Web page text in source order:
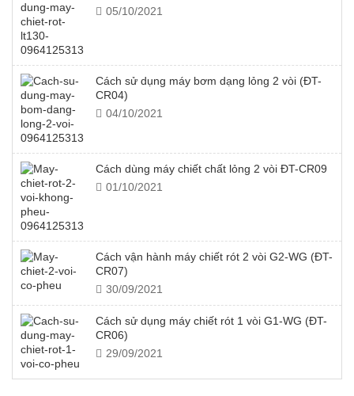
05/10/2021
Cách sử dụng máy bơm dạng lỏng 2 vòi (ĐT-
CR04)
04/10/2021
Cách dùng máy chiết chất lỏng 2 vòi ĐT-CR09
01/10/2021
Cách vận hành máy chiết rót 2 vòi G2-WG (ĐT-
CR07)
30/09/2021
Cách sử dụng máy chiết rót 1 vòi G1-WG (ĐT-
CR06)
29/09/2021